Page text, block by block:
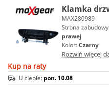
Klamka
MAX280989
Strona
prawej
Kolor:Czarny
Rozwiń więcej
Kup na raty
U ciebie: pon. 10.08